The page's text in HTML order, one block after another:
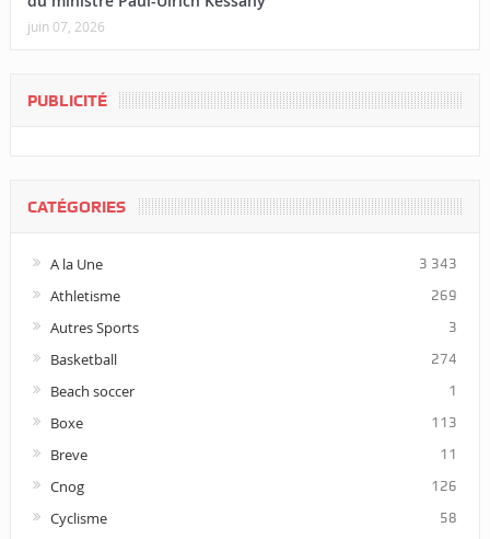
juin 07, 2026
PUBLICITÉ
CATÉGORIES
A la Une 3 343
Athletisme 269
Autres Sports 3
Basketball 274
Beach soccer 1
Boxe 113
Breve 11
Cnog 126
Cyclisme 58